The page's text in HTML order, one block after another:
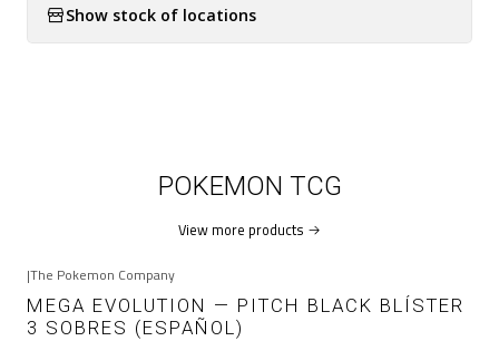
Show stock of locations
POKEMON TCG
View more products
|The Pokemon Company
MEGA EVOLUTION — PITCH BLACK BLÍSTER
3 SOBRES (ESPAÑOL)